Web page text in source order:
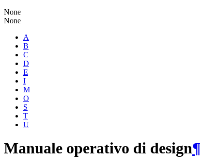
None
None
A
B
C
D
E
I
M
O
S
T
U
Manuale operativo di design¶